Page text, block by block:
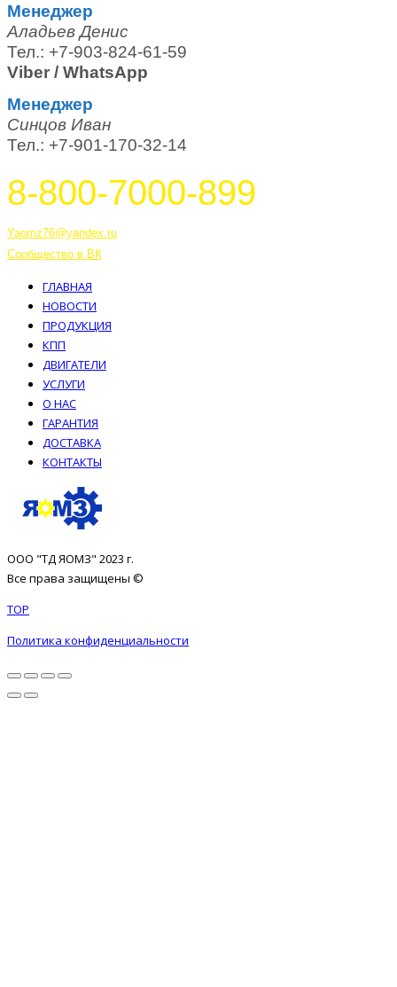
Менеджер
Аладьев Денис
Тел.: +7-903-824-61-59
Viber / WhatsApp
Менеджер
Синцов Иван
Тел.: +7-901-170-32-14
8-800-7000-899
Yaomz76@yandex.ru
Сообщество в ВК
ГЛАВНАЯ
НОВОСТИ
ПРОДУКЦИЯ
КПП
ДВИГАТЕЛИ
УСЛУГИ
О НАС
ГАРАНТИЯ
ДОСТАВКА
КОНТАКТЫ
ООО "ТД ЯОМЗ" 2023 г.
Все права защищены ©
TOP
Политика конфиденциальности